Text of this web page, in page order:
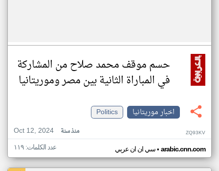
حسم موقف محمد صلاح من المشاركة
في المباراة الثانية بين مصر وموريتانيا
اخبار موريتانيا
Politics
Oct 12, 2024
منذ سنة ZQ93KV
سي ان ان عربي• arabic.cnn.com عدد الكلمات: ١١٩